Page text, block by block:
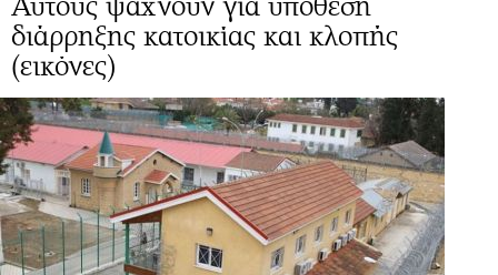
διάρρηξης κατοικίας και κλοπής
(εικόνες)